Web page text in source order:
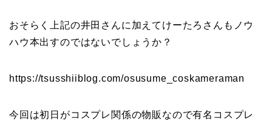
おそらく上記の井田さんに加えてけーたろさんもノウ
ハウ本出すのではないでしょうか？
https://tsusshiiblog.com/osusume_coskameraman
今回は初日がコスプレ関係の物販なので有名コスプレ